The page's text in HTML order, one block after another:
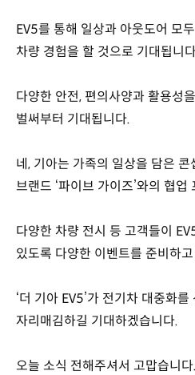
EV5를 통해 일상과 아웃도어 모
차량 경험을 할 것으로 기대됩니
다양한 안전, 편의사양과 활용성
벌써부터 기대됩니다.
네, 기아는 가족의 일상을 담은
브랜드 ‘파이브 가이즈’와의 협업
다양한 차량 전시 등 고객들이
있도록 다양한 이벤트를 준비하
‘더 기아 EV5’가 전기차 대중화
자리매김하길 기대하겠습니다.
오늘 소식 전해주셔서 고맙습니다.